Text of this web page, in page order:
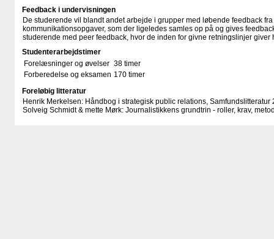
Feedback i undervisningen
De studerende vil blandt andet arbejde i grupper med løbende feedback
kommunikationsopgaver, som der ligeledes samles op på og gives
studerende med peer feedback, hvor de inden for givne retningslinjer
Studenterarbejdstimer
Forelæsninger og øvelser 38 timer
Forberedelse og eksamen 170 timer
Foreløbig litteratur
Henrik Merkelsen: Håndbog i strategisk public relations, Samfundslitteratur
Solveig Schmidt & mette Mørk: Journalistikkens grundtrin - roller, krav,